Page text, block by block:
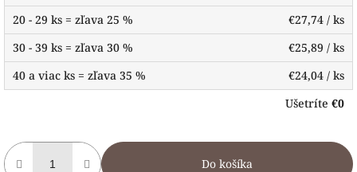
20 - 29 ks = zľava 25 %
€27,74 / ks
30 - 39 ks = zľava 30 %
€25,89 / ks
40 a viac ks = zľava 35 %
€24,04 / ks
Ušetríte €0
Do košíka